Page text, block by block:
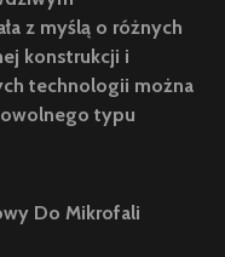
z myślą o różnych
konstrukcji i
technologii można
typu
Do Mikrofali